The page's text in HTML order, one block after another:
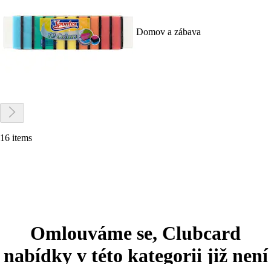
Domov a zábava
16 items
Omlouváme se, Clubcard
nabídky v této kategorii již není